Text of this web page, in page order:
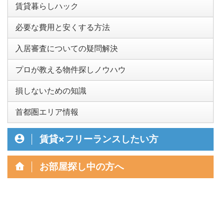
賃貸暮らしハック
必要な費用と安くする方法
入居審査についての疑問解決
プロが教える物件探しノウハウ
損しないための知識
首都圏エリア情報
賃貸×フリーランスしたい方
お部屋探し中の方へ